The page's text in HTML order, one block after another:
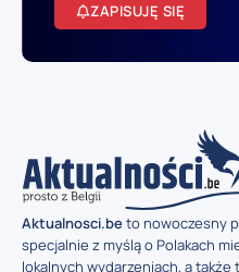
ZAPISUJĘ SIĘ
Aktualnosci.beto nowoczesny
specjalnie z myślą o Polakach
lokalnych wydarzeniach, a